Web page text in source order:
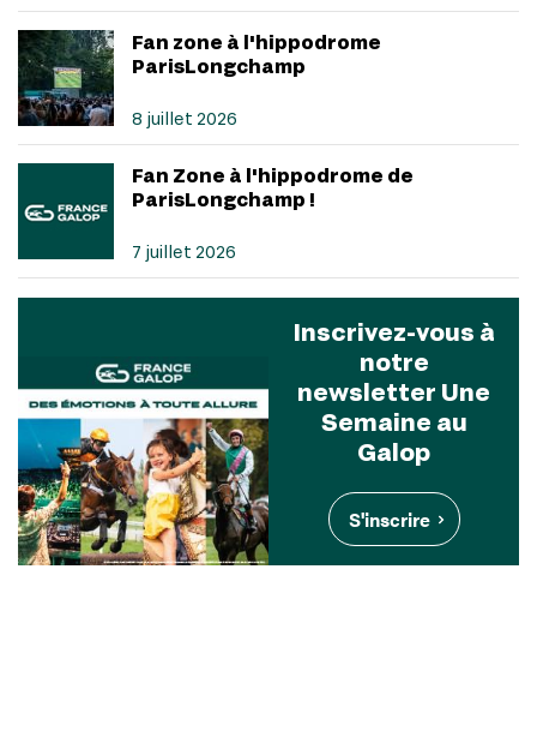
Fan zone à l'hippodrome
ParisLongchamp
8 juillet 2026
Fan Zone à l'hippodrome de
ParisLongchamp !
7 juillet 2026
Inscrivez-vous à
notre
newsletter Une
Semaine au
Galop
S'inscrire